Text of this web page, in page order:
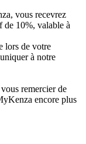
vous recevrez
de 10%, valable à
lors de votre
à notre
remercier de
encore plus